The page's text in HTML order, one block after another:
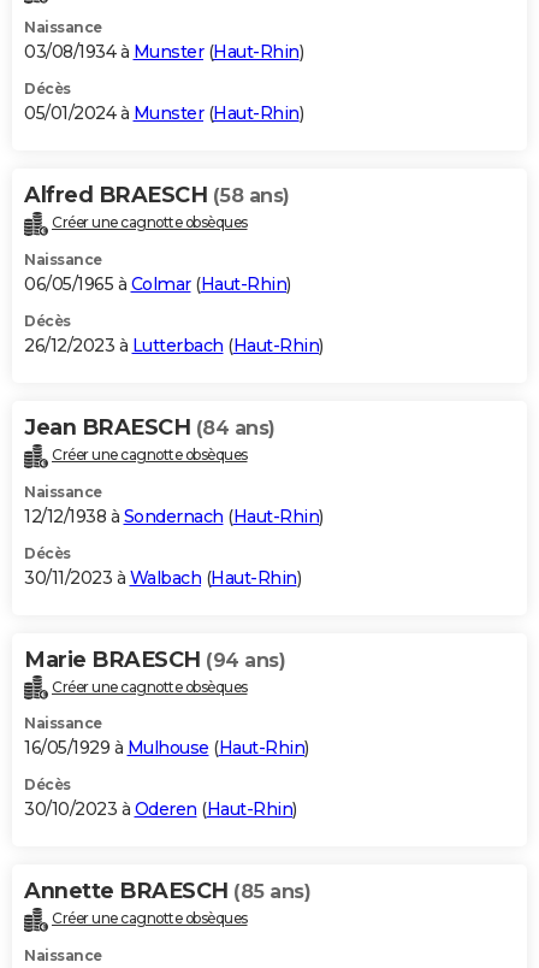
Naissance
03/08/1934 à Munster(Haut-Rhin)
Décès
05/01/2024 à Munster(Haut-Rhin)
Alfred BRAESCH (58 ans)
Créer une cagnotte obsèques
Naissance
06/05/1965 à Colmar(Haut-Rhin)
Décès
26/12/2023 à Lutterbach (Haut-Rhin)
Jean BRAESCH (84 ans)
Créer une cagnotte obsèques
Naissance
12/12/1938 à Sondernach (Haut-Rhin)
Décès
30/11/2023 à Walbach (Haut-Rhin)
Marie BRAESCH (94 ans)
Créer une cagnotte obsèques
Naissance
16/05/1929 à Mulhouse (Haut-Rhin)
Décès
30/10/2023 à Oderen (Haut-Rhin)
Annette BRAESCH (85 ans)
Créer une cagnotte obsèques
Naissance